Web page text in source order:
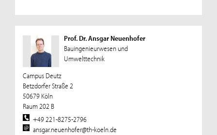
Prof. Dr. Ansgar Neuenhofer
Bauingenieurwesen und
Umwelttechnik
Campus Deutz
Betzdorfer Straße 2
50679 Köln
Raum 202 B
+49 221-8275-2796
ansgar.neuenhofer@th-koeln.de